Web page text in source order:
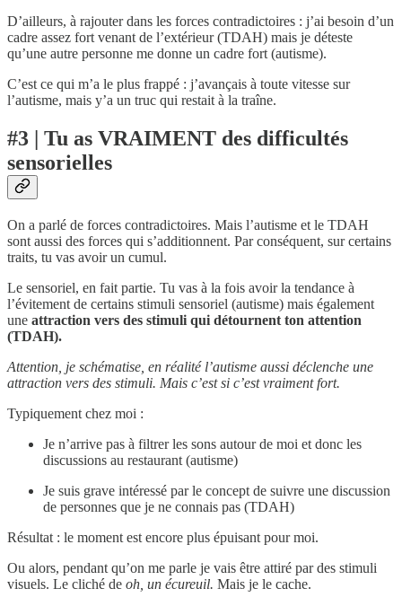
D’ailleurs, à rajouter dans les forces contradictoires : j’ai besoin d’un
cadre assez fort venant de l’extérieur (TDAH) mais je déteste
qu’une autre personne me donne un cadre fort (autisme).
C’est ce qui m’a le plus frappé : j’avançais à toute vitesse sur
l’autisme, mais y’a un truc qui restait à la traîne.
#3 | Tu as VRAIMENT des difficultés
sensorielles
On a parlé de forces contradictoires. Mais l’autisme et le TDAH
sont aussi des forces qui s’additionnent. Par conséquent, sur certains
traits, tu vas avoir un cumul.
Le sensoriel, en fait partie. Tu vas à la fois avoir la tendance à
l’évitement de certains stimuli sensoriel (autisme) mais également
une attraction vers des stimuli qui détournent ton attention
(TDAH).
Attention, je schématise, en réalité l’autisme aussi déclenche une
attraction vers des stimuli. Mais c’est si c’est vraiment fort.
Typiquement chez moi :
Je n’arrive pas à filtrer les sons autour de moi et donc les
discussions au restaurant (autisme)
Je suis grave intéressé par le concept de suivre une discussion
de personnes que je ne connais pas (TDAH)
Résultat : le moment est encore plus épuisant pour moi.
Ou alors, pendant qu’on me parle je vais être attiré par des stimuli
visuels. Le cliché de oh, un écureuil. Mais je le cache.